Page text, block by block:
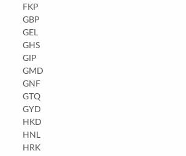
FKP
GBP
GEL
GHS
GIP
GMD
GNF
GTQ
GYD
HKD
HNL
HRK